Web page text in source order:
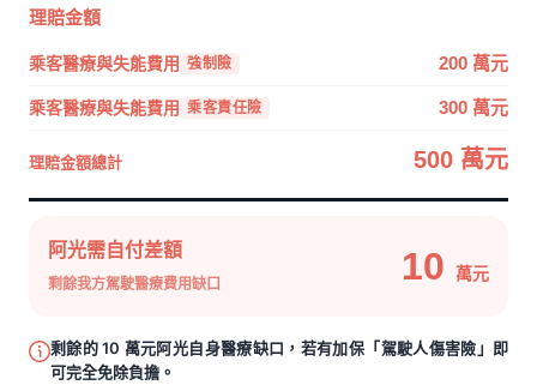
理賠金額
乘客醫療與失能費用 強制險 200 萬元
乘客醫療與失能費用 乘客責任險 300 萬元
理賠金額總計 500 萬元
阿光需自付差額
剩餘我方駕駛醫療費用缺口 10 萬元
剩餘的 10 萬元阿光自身醫療缺口，若有加保「駕駛人傷害險」即
可完全免除負擔。